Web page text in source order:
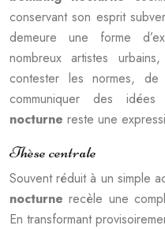
conservant son esprit
demeure une forme
nombreux artistes
contester les normes,
communiquer des
nocturne reste une
Thèse centrale
Souvent réduit à un simple
nocturnerecèle une
En transformant